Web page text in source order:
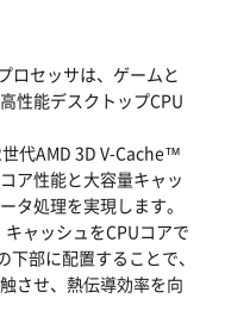
ロセッサは、ゲームと
性能デスクトップCPU
代AMD 3D V-Cache™
ア性能と大容量キャッ
タ処理を実現します。
ャッシュをCPUコアで
部に配置することで、
させ、熱伝導効率を向